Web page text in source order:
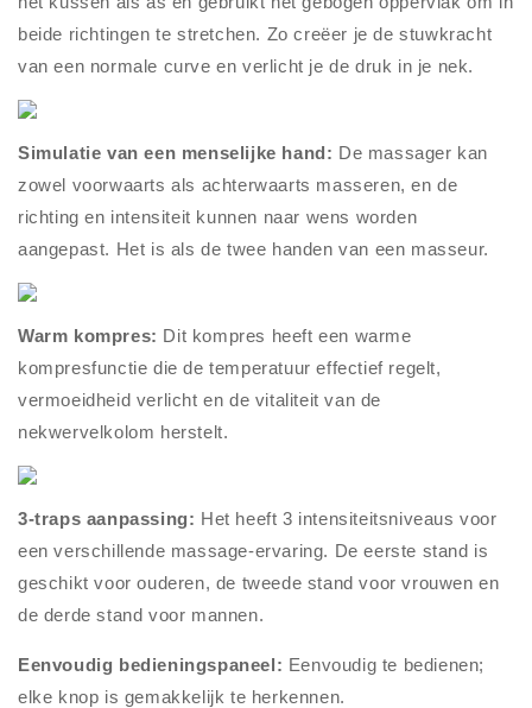
beide richtingen te stretchen. Zo creëer je de stuwkracht
van een normale curve en verlicht je de druk in je nek.
Simulatie van een menselijke hand: De massager kan
zowel voorwaarts als achterwaarts masseren, en de
richting en intensiteit kunnen naar wens worden
aangepast. Het is als de twee handen van een masseur.
Warm kompres: Dit kompres heeft een warme
kompresfunctie die de temperatuur effectief regelt,
vermoeidheid verlicht en de vitaliteit van de
nekwervelkolom herstelt.
3-traps aanpassing: Het heeft 3 intensiteitsniveaus voor
een verschillende massage-ervaring. De eerste stand is
geschikt voor ouderen, de tweede stand voor vrouwen en
de derde stand voor mannen.
Eenvoudig bedieningspaneel: Eenvoudig te bedienen;
elke knop is gemakkelijk te herkennen.